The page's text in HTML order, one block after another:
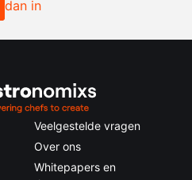
2xdan in
Veelgestelde vragen
Over ons
Whitepapers en